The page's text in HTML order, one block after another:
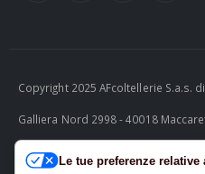
Copyright 2025 AFcoltellerie S.a.s.
Galliera Nord 2998 - 40018
ITALY P.I. 04230081202 | tel. +39
Le tue preferenze relative